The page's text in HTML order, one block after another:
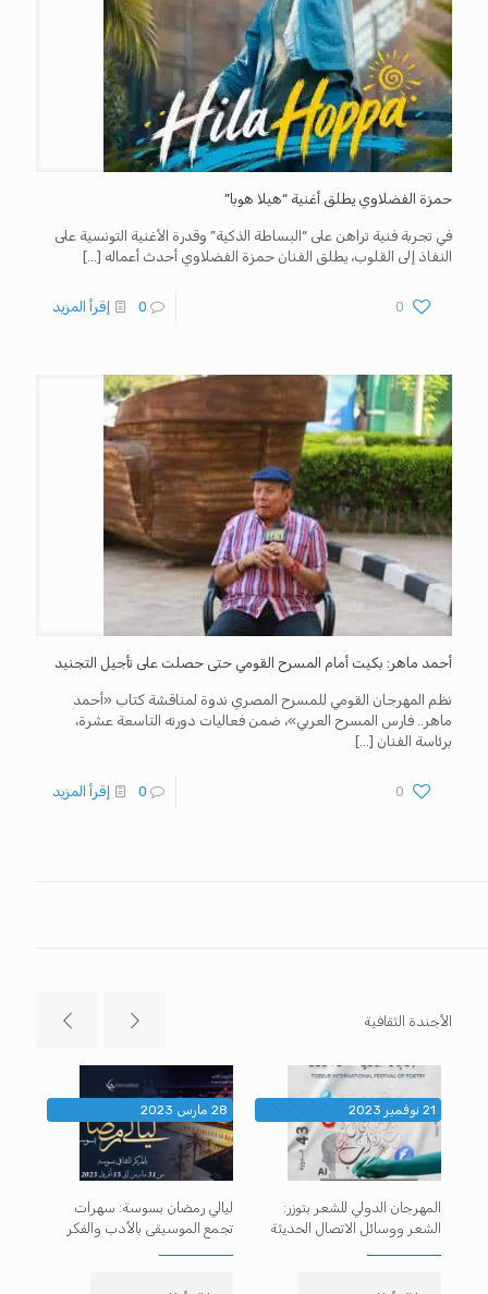
حمزة الفضلاوي يطلق أغنية “هيلا هوبا”
في تجربة فنية تراهن على “البساطة الذكية” وقدرة الأغنية التونسية على
النفاذ إلى القلوب، يطلق الفنان حمزة الفضلاوي أحدث أعماله […]
0
0 إقرأ المزيد
أحمد ماهر: بكيت أمام المسرح القومي حتى حصلت على تأجيل التجنيد
نظم المهرجان القومي للمسرح المصري ندوة لمناقشة كتاب «أحمد
ماهر.. فارس المسرح العربي»، ضمن فعاليات دورته التاسعة عشرة،
برئاسة الفنان […]
0
0 إقرأ المزيد
الأجندة الثقافية
21 نوفمبر 2023
المهرجان الدولي للشعر بتوزر:
الشعر ووسائل الاتصال الحديثة
28 مارس 2023
ليالي رمضان بسوسة: سهرات
تجمع الموسيقى بالأدب والفكر